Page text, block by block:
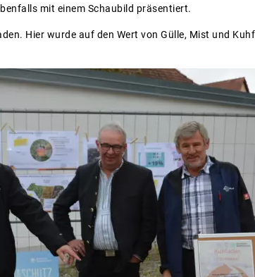
mit einem Schaubild präsentiert.
Hier wurde auf den Wert von Gülle, Mist und